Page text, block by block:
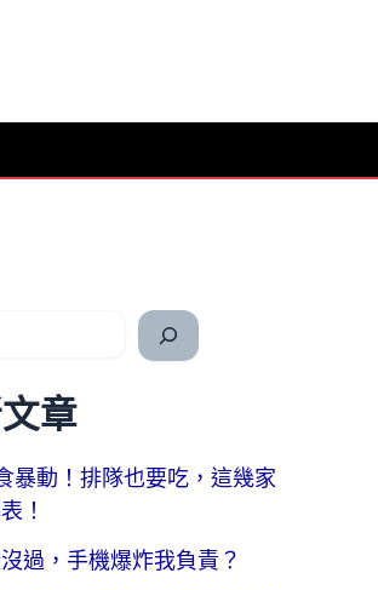
章
暴動！排隊也要吃，這幾家
！
過，手機爆炸我負責？